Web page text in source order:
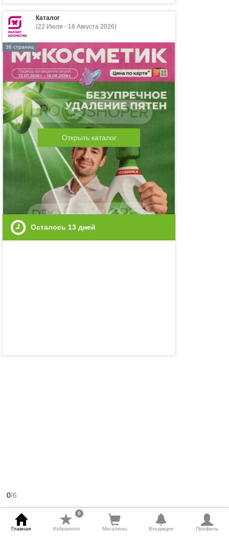
0/6
Каталог
(22 Июля - 18 Августа 2026)
Открыть каталог
36 страниц
Осталось 13 дней
Главная Избранное
0
Магазины Входящие Профиль